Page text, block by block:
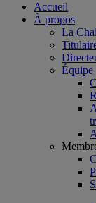
Accueil
À propos
La
Équipe